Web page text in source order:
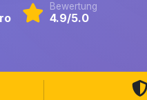
Bewertung
4.9/5.0